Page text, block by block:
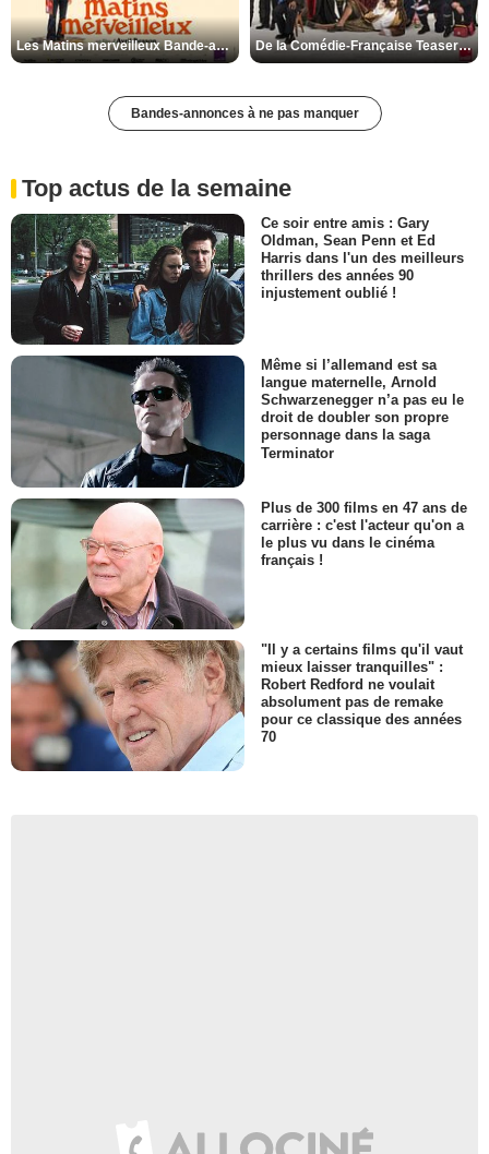
Les Matins merveilleux Bande-annonce VF De la Comédie-Française Teaser VF
Bandes-annonces à ne pas manquer
Top actus de la semaine
Ce soir entre amis : Gary
Oldman, Sean Penn et Ed
Harris dans l'un des meilleurs
thrillers des années 90
injustement oublié !
Même si l’allemand est sa
langue maternelle, Arnold
Schwarzenegger n’a pas eu le
droit de doubler son propre
personnage dans la saga
Terminator
Plus de 300 films en 47 ans de
carrière : c'est l'acteur qu'on a
le plus vu dans le cinéma
français !
"Il y a certains films qu'il vaut
mieux laisser tranquilles" :
Robert Redford ne voulait
absolument pas de remake
pour ce classique des années
70